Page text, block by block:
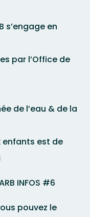
s’engage en
par l’Office de
de l’eau & de la
enfants est de
INFOS #6
pouvez le